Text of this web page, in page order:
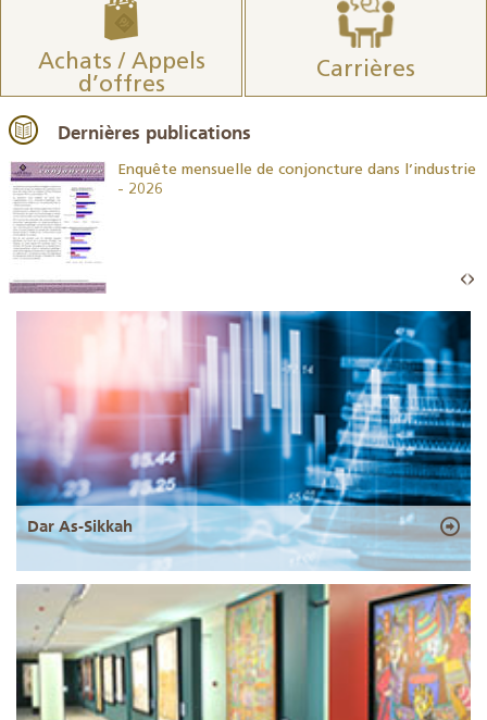
Achats / Appels
d’offres
Carrières
Dernières publications
Enquête mensuelle de conjoncture dans l’industrie
- 2026
Dar As-Sikkah